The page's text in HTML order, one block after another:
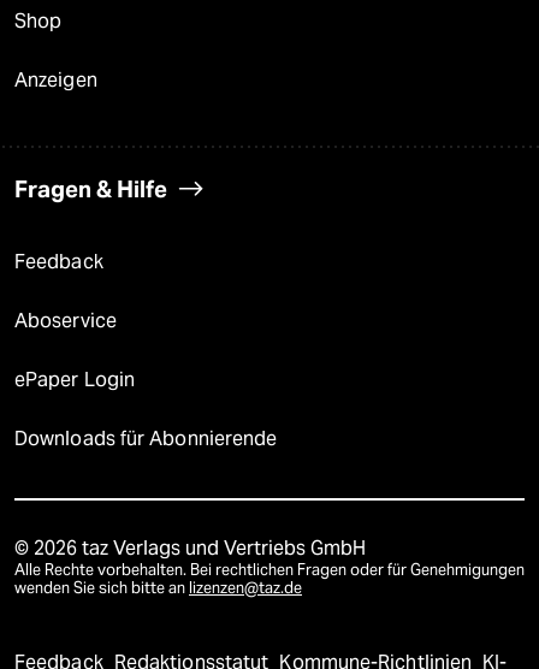
Shop
Anzeigen
Fragen & Hilfe
Feedback
Aboservice
ePaper Login
Downloads für Abonnierende
© 2026 taz Verlags und Vertriebs GmbH
Alle Rechte vorbehalten. Bei rechtlichen Fragen oder für Genehmigungen
wenden Sie sich bitte an lizenzen@taz.de
Feedback Redaktionsstatut Kommune-Richtlinien KI-